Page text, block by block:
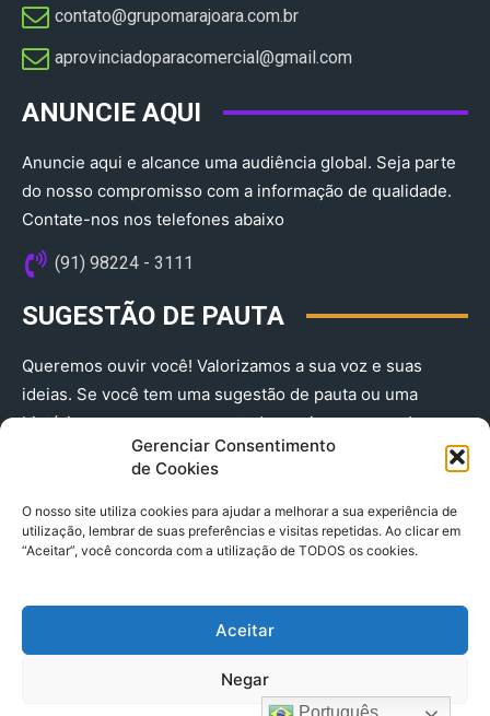
Gerenciar Consentimento
de Cookies
O nosso site utiliza cookies para ajudar a melhorar a sua experiência de
utilização, lembrar de suas preferências e visitas repetidas. Ao clicar em
“Aceitar”, você concorda com a utilização de TODOS os cookies.
Aceitar
Negar
contato@grupomarajoara.com.br
aprovinciadoparacomercial@gmail.com​
ANUNCIE AQUI
Anuncie aqui e alcance uma audiência global. Seja parte
do nosso compromisso com a informação de qualidade.
Contate-nos nos telefones abaixo
(91) 98224 - 3111
SUGESTÃO DE PAUTA
Queremos ouvir você! Valorizamos a sua voz e suas
ideias. Se você tem uma sugestão de pauta ou uma
história que merece ser contada, envie-nos agora!
(91) 98224 - 3111
© 2025 A Província do Pará CNPJ: 04.901.141/0001-36 End .
Trav. Quintino Bocaiuva 2301, Ed. Rogério Fernandez – Sala
2701- Cremação – CEP 66045.315